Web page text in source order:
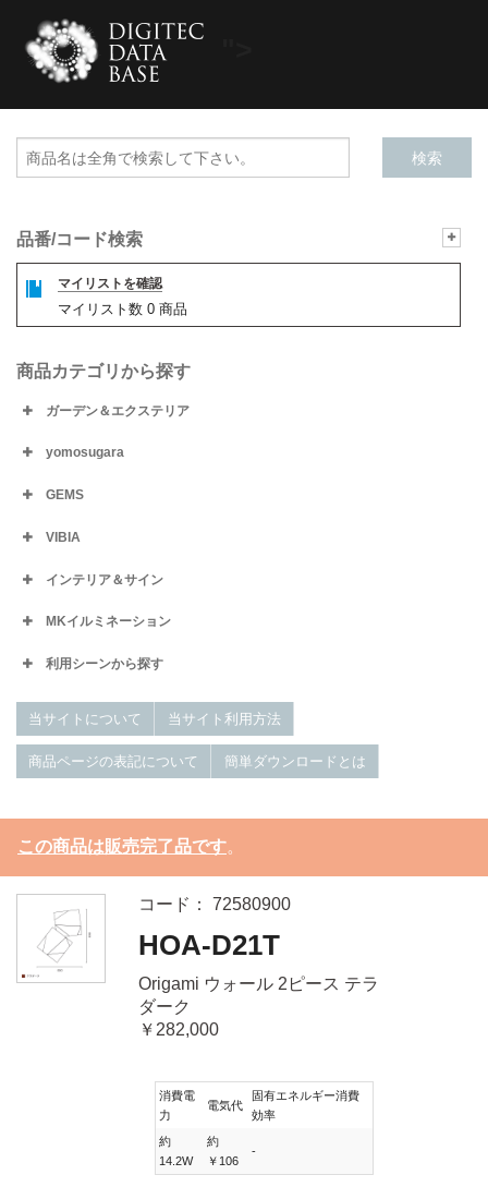
品番/コード検索
マイリストを確認
マイリスト数 0 商品
商品カテゴリから探す
ガーデン＆エクステリア
yomosugara
GEMS
VIBIA
インテリア＆サイン
MKイルミネーション
利用シーンから探す
当サイトについて 当サイト利用方法
商品ページの表記について 簡単ダウンロードとは
この商品は販売完了品です。
コード： 72580900
HOA-D21T
Origami ウォール 2ピース テラ
ダーク
￥282,000
消費電
力
電気代
固有エネルギー消費
効率
約
14.2W
約
￥106
-